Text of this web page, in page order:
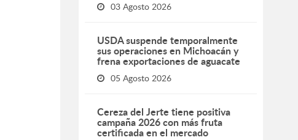
03 Agosto 2026
USDA suspende temporalmente
sus operaciones en Michoacán y
frena exportaciones de aguacate
05 Agosto 2026
Cereza del Jerte tiene positiva
campaña 2026 con más fruta
certificada en el mercado